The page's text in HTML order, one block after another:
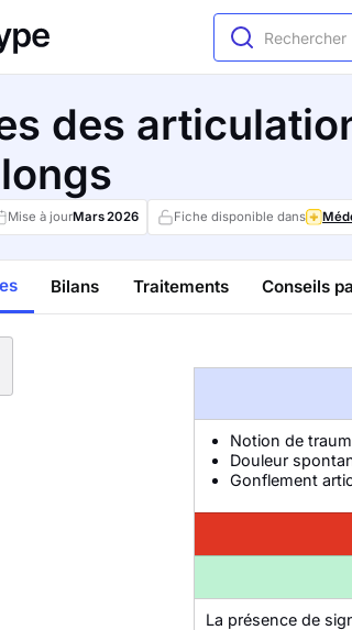
des
Mise à jourMars2026 Fiche disponible dans
Bilans Traitements Conseils
Notion de
Douleur
Gonflement
La présence de